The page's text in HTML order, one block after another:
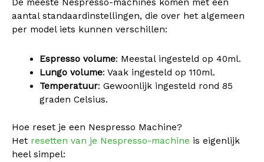
De meeste Nespresso-machines komen met een
aantal standaardinstellingen, die over het algemeen
per model iets kunnen verschillen:
Espresso volume: Meestal ingesteld op 40ml.
Lungo volume: Vaak ingesteld op 110ml.
Temperatuur: Gewoonlijk ingesteld rond 85
graden Celsius.
Hoe reset je een Nespresso Machine?
Het resetten van je Nespresso-machine is eigenlijk
heel simpel: